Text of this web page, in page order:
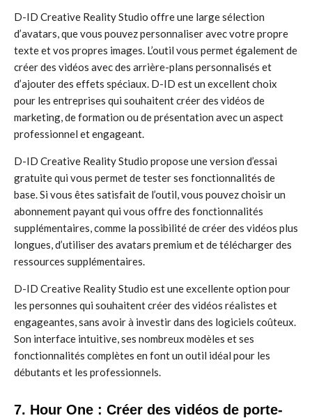
D-ID Creative Reality Studio offre une large sélection
d’avatars, que vous pouvez personnaliser avec votre propre
texte et vos propres images. L’outil vous permet également de
créer des vidéos avec des arrière-plans personnalisés et
d’ajouter des effets spéciaux. D-ID est un excellent choix
pour les entreprises qui souhaitent créer des vidéos de
marketing, de formation ou de présentation avec un aspect
professionnel et engageant.
D-ID Creative Reality Studio propose une version d’essai
gratuite qui vous permet de tester ses fonctionnalités de
base. Si vous êtes satisfait de l’outil, vous pouvez choisir un
abonnement payant qui vous offre des fonctionnalités
supplémentaires, comme la possibilité de créer des vidéos plus
longues, d’utiliser des avatars premium et de télécharger des
ressources supplémentaires.
D-ID Creative Reality Studio est une excellente option pour
les personnes qui souhaitent créer des vidéos réalistes et
engageantes, sans avoir à investir dans des logiciels coûteux.
Son interface intuitive, ses nombreux modèles et ses
fonctionnalités complètes en font un outil idéal pour les
débutants et les professionnels.
7. Hour One : Créer des vidéos de porte-